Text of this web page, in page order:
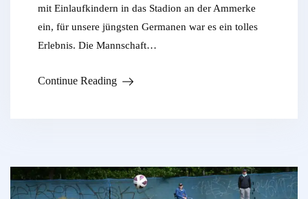
mit Einlaufkindern in das Stadion an der Ammerke
ein, für unsere jüngsten Germanen war es ein tolles
Erlebnis. Die Mannschaft…
Continue Reading